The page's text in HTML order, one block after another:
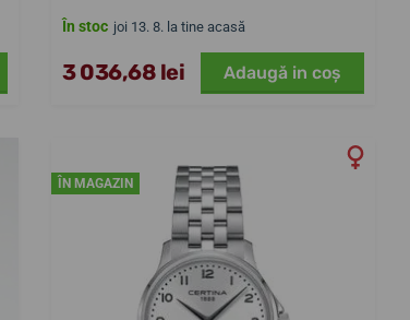
În stoc joi 13. 8. la tine acasă
3 036,68 lei Adaugă in coş
ÎN MAGAZIN